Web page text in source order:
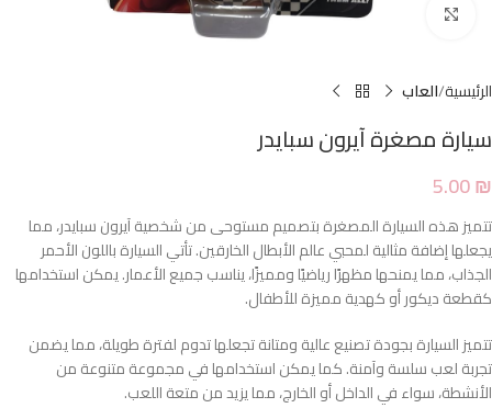
Click to enlarge
الرئيسية العاب
سيارة مصغرة آيرون سبايدر
5.00₪
تتميز هذه السيارة المصغرة بتصميم مستوحى من شخصية آيرون سبايدر، مما
يجعلها إضافة مثالية لمحبي عالم الأبطال الخارقين. تأتي السيارة باللون الأحمر
الجذاب، مما يمنحها مظهرًا رياضيًا ومميزًا، يناسب جميع الأعمار. يمكن استخدامها
كقطعة ديكور أو كهدية مميزة للأطفال.
تتميز السيارة بجودة تصنيع عالية ومتانة تجعلها تدوم لفترة طويلة، مما يضمن
تجربة لعب سلسة وآمنة. كما يمكن استخدامها في مجموعة متنوعة من
الأنشطة، سواء في الداخل أو الخارج، مما يزيد من متعة اللعب.